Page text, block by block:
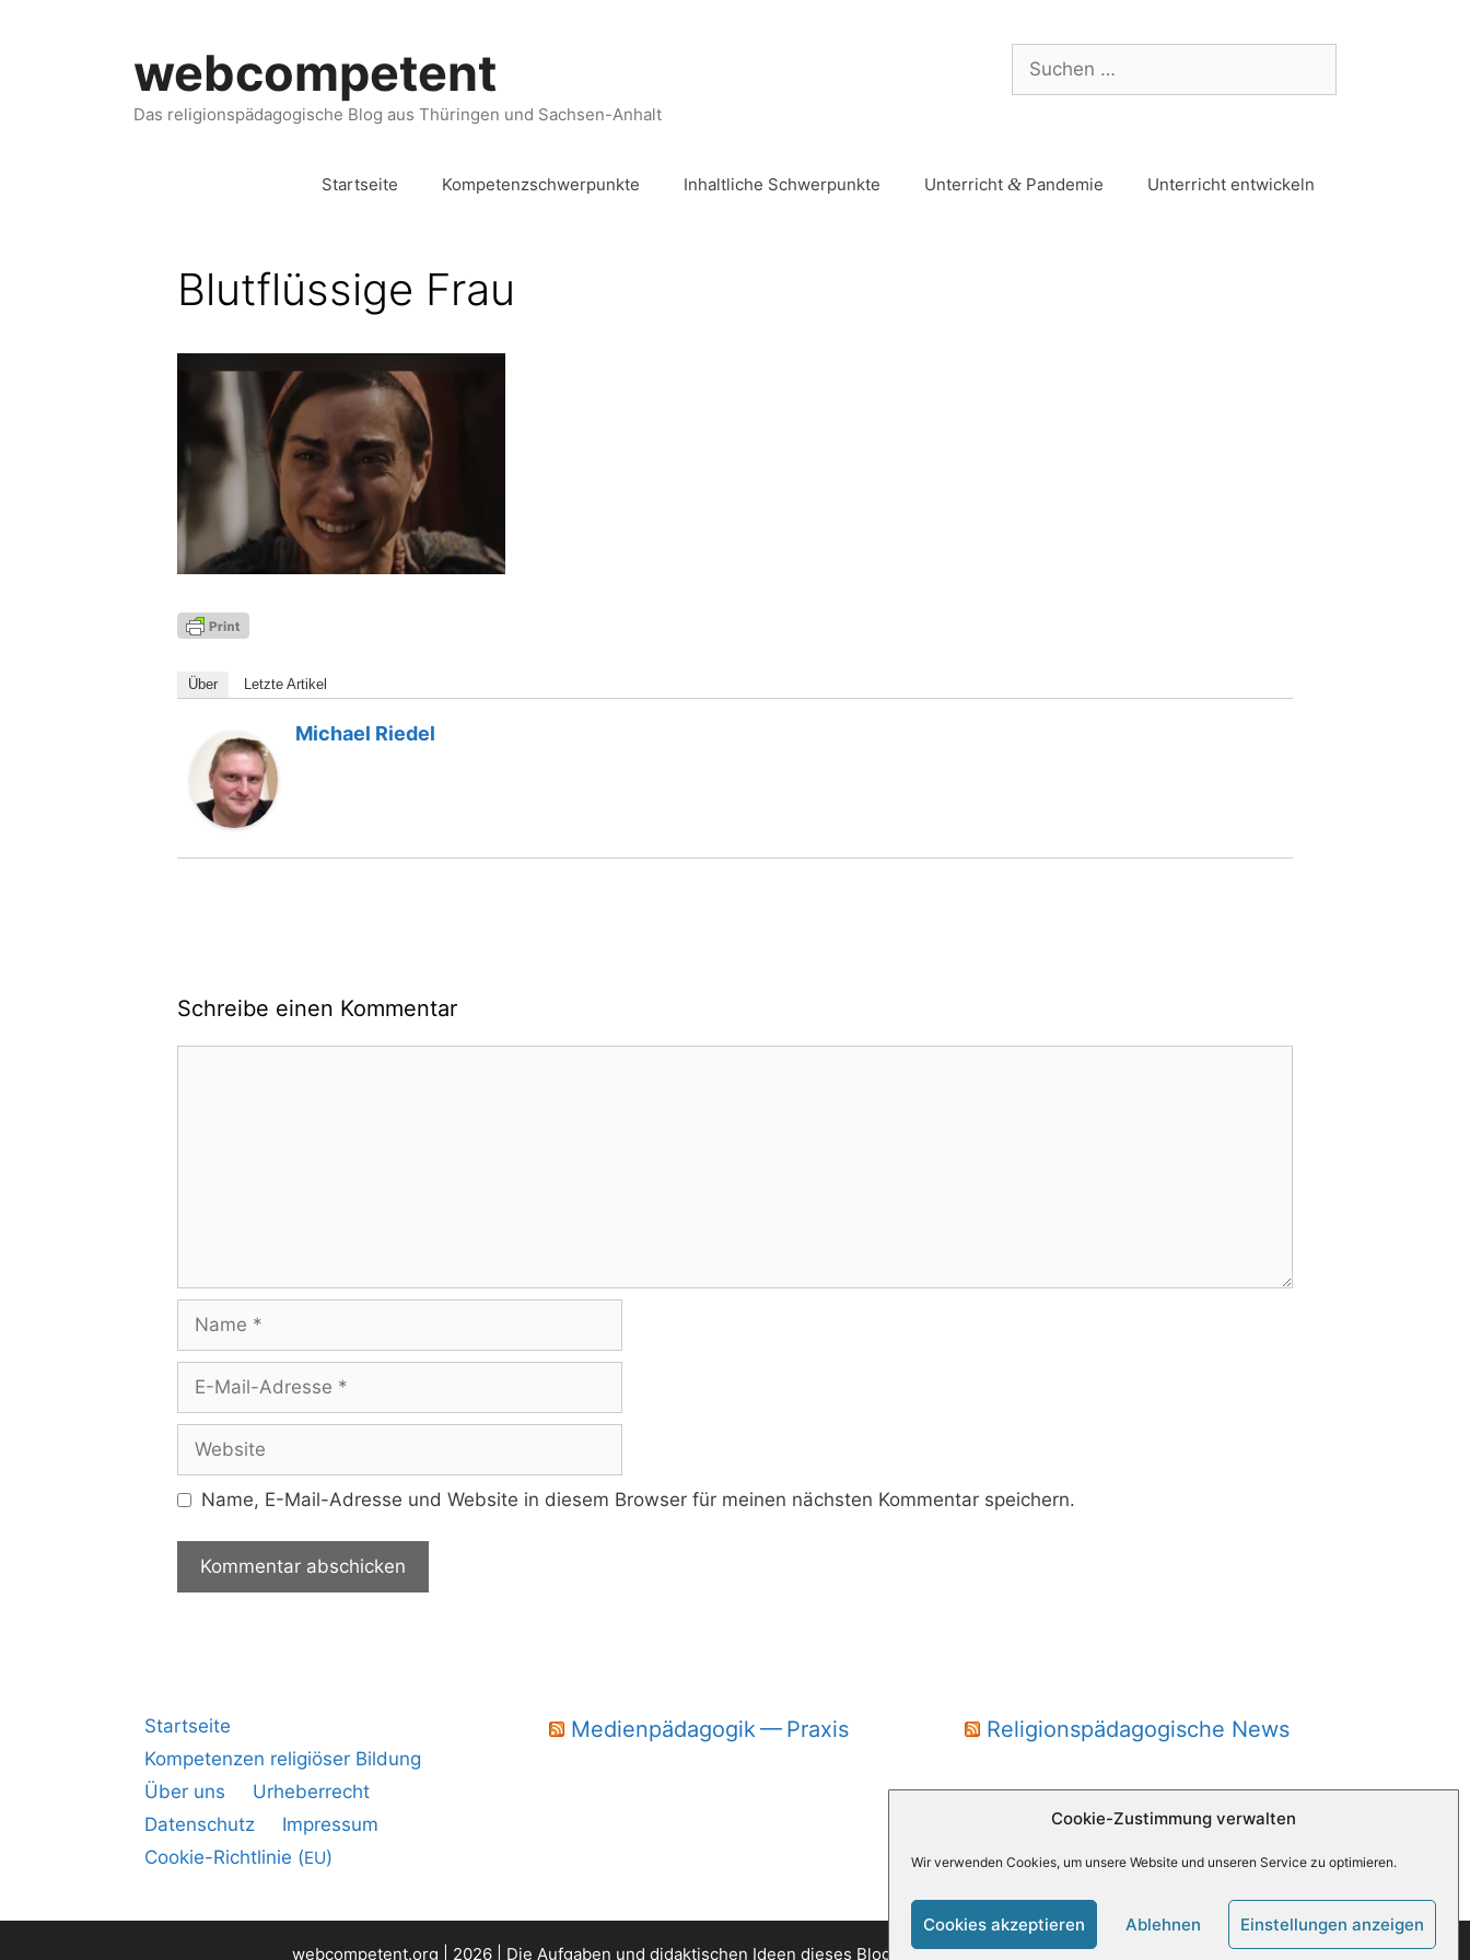
Cookie-Zustimmung verwalten
Wir verwenden Cookies, um unsere Website und unseren Service zu optimieren.
Cookies akzeptieren Ablehnen Einstellungen anzeigen
webcompetent
Das religionspädagogische Blog aus Thüringen und Sachsen-Anhalt
Startseite Kompetenzschwerpunkte Inhaltliche Schwerpunkte Unterricht & Pandemie Unterricht entwickeln
Blutflüssige Frau
Über Letz­te Artikel
Michael Riedel
Schreibe einen Kommentar
Name, E-Mail-Adresse und Website in diesem Browser für meinen nächsten Kommentar speichern.
Startseite
Kompetenzen religiöser Bildung
Über uns
Urheberrecht
Datenschutz
Impressum
Cookie-Richtlinie (EU)
Medienpädagogik — Praxis Religionspädagogische News
webcompetent.org | 2026 | Die Aufgaben und didaktischen Ideen dieses Blogs sind unter CC BY-SA 3.0 lizensiert.